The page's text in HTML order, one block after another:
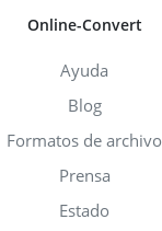
Online-Convert
Ayuda
Blog
Formatos de archivo
Prensa
Estado